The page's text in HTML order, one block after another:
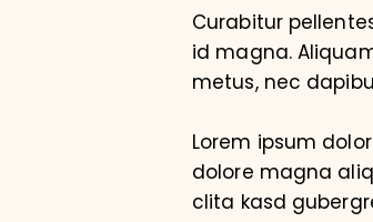
Curabitur
id magna.
metus, nec
Lorem ipsum
dolore magna
clita kasd